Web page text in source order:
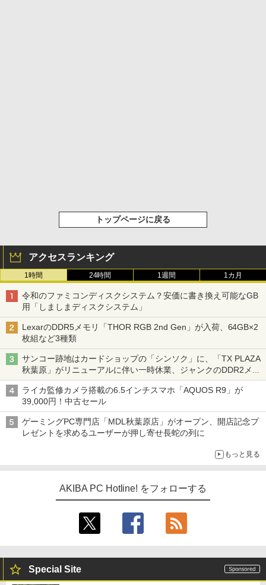
トップページに戻る
アクセスランキング
1時間 24時間 1週間 1カ月
令和のファミコンディスクシステム？安価に書き換え可能なGB
用「しましまディスクシステム」
LexarのDDR5メモリ「THOR RGB 2nd Gen」が入荷、64GB×2
枚組など3種類
サンコー跡地はカードショップの「シンソク」に、「TX PLAZA
秋葉原」がリニューアルに伴い一時休業、ジャンクのDDR2メモ
リが100円で販売など～ 最近の秋葉原 ～
ライカ監修カメラ搭載の6.5インチスマホ「AQUOS R9」が
39,000円！中古セール
ゲーミングPC専門店「MDL秋葉原店」がオープン、開店記念プ
レゼントを求めるユーザーが押し寄せ長蛇の列に
もっと見る
AKIBA PC Hotline! をフォローする
Special Site